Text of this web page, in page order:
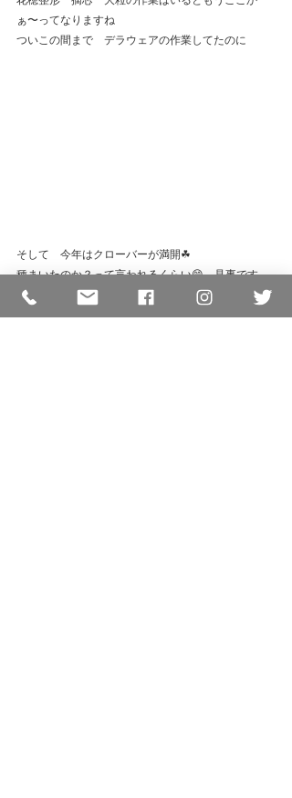
ぁ〜ってなりますね
ついこの間まで　デラウェアの作業してたのに
そして　今年はクローバーが満開☘
種まいたのか？って言われるくらい😁　見事です
メルヘンな畑見て　癒やされてます❤